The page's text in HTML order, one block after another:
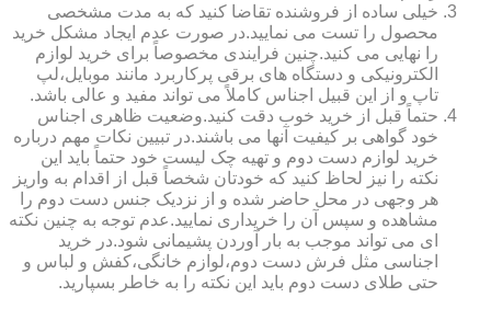
خیلی ساده از فروشنده تقاضا کنید که به مدت مشخصی
محصول را تست می نمایید.در صورت عدم ایجاد مشکل خرید
را نهایی می کنید.چنین فرایندی مخصوصاً برای خرید لوازم
الکترونیکی و دستگاه های برقی پرکاربرد مانند موبایل،لپ
تاپ و از این قبیل اجناس کاملاً می تواند مفید و عالی باشد.
حتماً قبل از خرید خوب دقت کنید.وضعیت ظاهری اجناس
خود گواهی بر کیفیت آنها می باشند.در تبیین نکات مهم درباره
خرید لوازم دست دوم و تهیه چک لیست خود حتماً باید این
نکته را نیز لحاظ کنید که خودتان شخصاً قبل از اقدام به واریز
هر وجهی در محل حاضر شده و از نزدیک جنس دست دوم را
مشاهده و سپس آن را خریداری نمایید.عدم توجه به چنین نکته
ای می تواند موجب به بار آوردن پشیمانی شود.در خرید
اجناسی مثل فرش دست دوم،لوازم خانگی،کفش و لباس و
حتی طلای دست دوم باید این نکته را به خاطر بسپارید.